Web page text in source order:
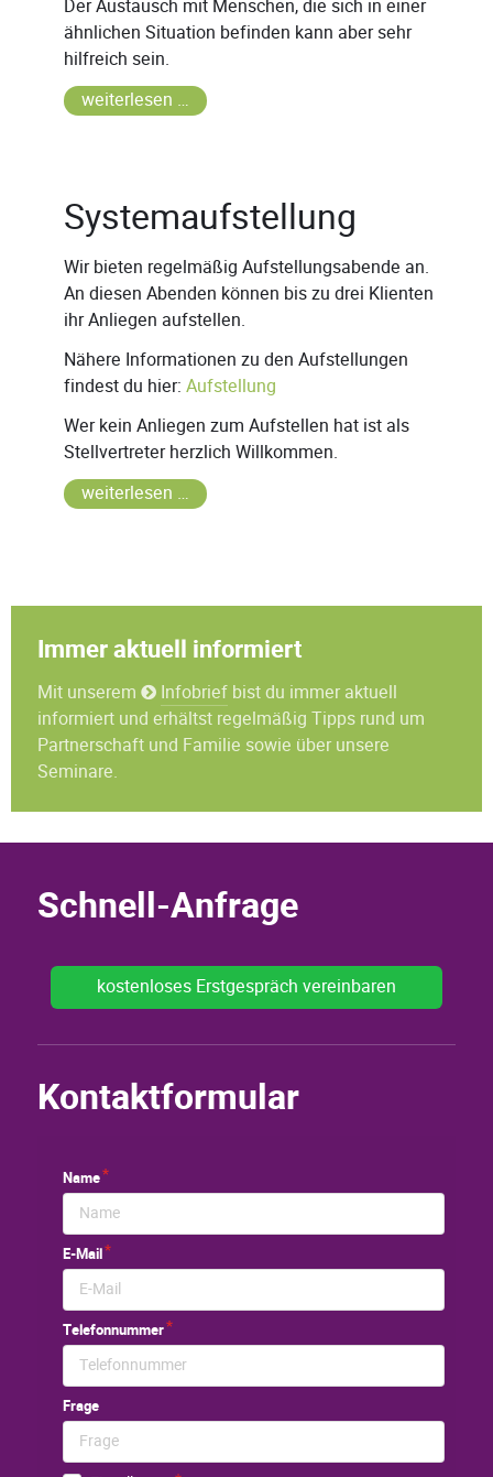
Der Austausch mit Menschen, die sich in einer
ähnlichen Situation befinden kann aber sehr
hilfreich sein.
weiterlesen …
Systemaufstellung
Wir bieten regelmäßig Aufstellungsabende an.
An diesen Abenden können bis zu drei Klienten
ihr Anliegen aufstellen.
Nähere Informationen zu den Aufstellungen
findest du hier: Aufstellung
Wer kein Anliegen zum Aufstellen hat ist als
Stellvertreter herzlich Willkommen.
weiterlesen …
Immer aktuell informiert
Mit unserem Infobrief bist du immer aktuell
informiert und erhältst regelmäßig Tipps rund um
Partnerschaft und Familie sowie über unsere
Seminare.
Schnell-Anfrage
kostenloses Erstgespräch vereinbaren
Kontaktformular